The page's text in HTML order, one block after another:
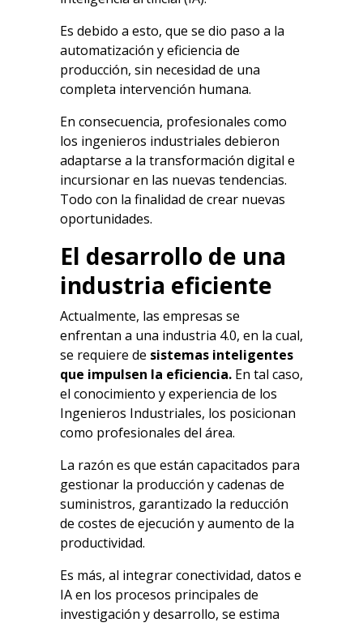
Es debido a esto, que se dio paso a la
automatización y eficiencia de
producción, sin necesidad de una
completa intervención humana.
En consecuencia, profesionales como
los ingenieros industriales debieron
adaptarse a la transformación digital e
incursionar en las nuevas tendencias.
Todo con la finalidad de crear nuevas
oportunidades.
El desarrollo de una
industria eficiente
Actualmente, las empresas se
enfrentan a una industria 4.0, en la cual,
se requiere de sistemas inteligentes
que impulsen la eficiencia. En tal caso,
el conocimiento y experiencia de los
Ingenieros Industriales, los posicionan
como profesionales del área.
La razón es que están capacitados para
gestionar la producción y cadenas de
suministros, garantizado la reducción
de costes de ejecución y aumento de la
productividad.
Es más, al integrar conectividad, datos e
IA en los procesos principales de
investigación y desarrollo, se estima